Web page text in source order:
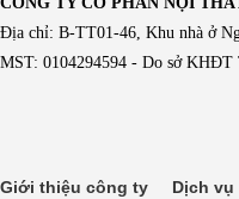
Địa chỉ: B-TT01-46, Khu nhà ở
MST: 0104294594 - Do sở KHĐT
Giới thiệu công ty Dịch vụ